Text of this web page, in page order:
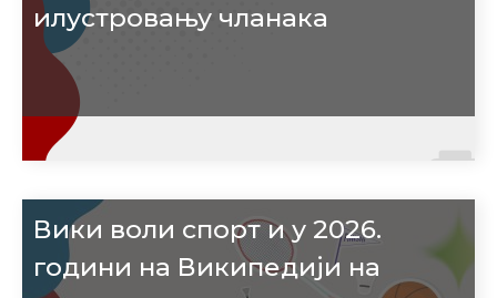
илустровању чланака
Вики воли спорт и у 2026.
години на Википедији на